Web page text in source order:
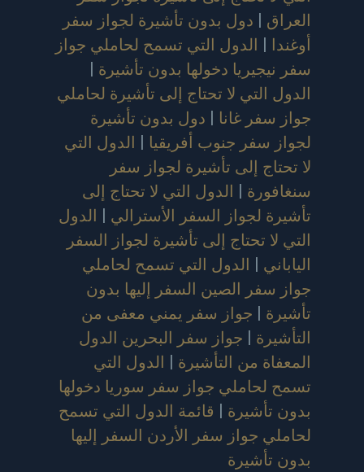
العراق | دول بدون تأشيرة لجواز سفر
أوغندا | الدول التي تسمح لحاملي جواز
سفر نيجيريا دخولها بدون تأشيرة |
الدول التي لا تحتاج إلى تأشيرة لحاملي
جواز سفر غانا | دول بدون تأشيرة
لجواز سفر جنوب أفريقيا | الدول التي
لا تحتاج إلى تأشيرة لجواز سفر
سنغافورة | الدول التي لا تحتاج إلى
تأشيرة لجواز السفر الأسترالي | الدول
التي لا تحتاج إلى تأشيرة لجواز السفر
الياباني | الدول التي تسمح لحاملي
جواز سفر الصين السفر إليها بدون
تأشيرة | جواز سفر يمني معفى من
التأشيرة | جواز سفر البحرين الدول
المعفاة من التأشيرة | الدول التي
تسمح لحاملي جواز سفر سوريا دخولها
بدون تأشيرة | قائمة الدول التي تسمح
لحاملي جواز سفر الأردن السفر إليها
بدون تأشيرة